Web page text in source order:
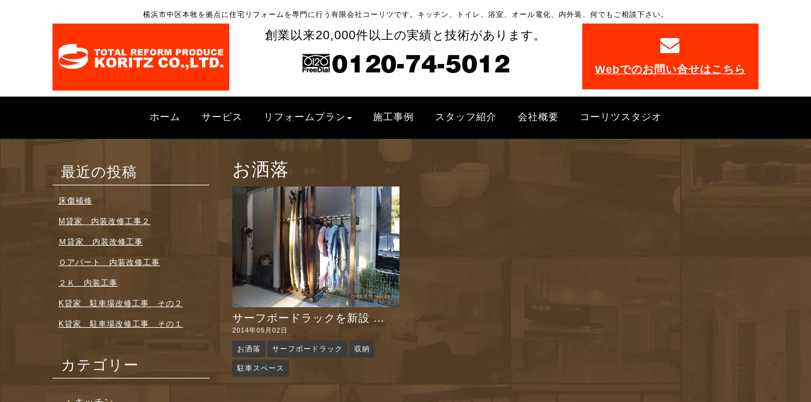
横浜市中区本牧を拠点に住宅リフォームを専門に行う有限会社コーリツです。キッチン、トイレ、浴室、オール電化、内外装、何でもご相談下さい。
創業以来20,000件以上の実績と技術があります。
Webでのお問い合せはこちら
ホーム サービス リフォームプラン 施工事例 スタッフ紹介 会社概要 コーリツスタジオ
お洒落
サーフボードラックを新設 ...
2014年05月02日
お洒落 サーフボードラック 収納
駐車スペース
最近の投稿
床傷補修
M貸家 内装改修工事２
Ｍ貸家 内装改修工事
Ｏアパート 内装改修工事
２Ｋ 内装工事
K貸家 駐車場改修工事 その２
K貸家 駐車場改修工事 その１
カテゴリー